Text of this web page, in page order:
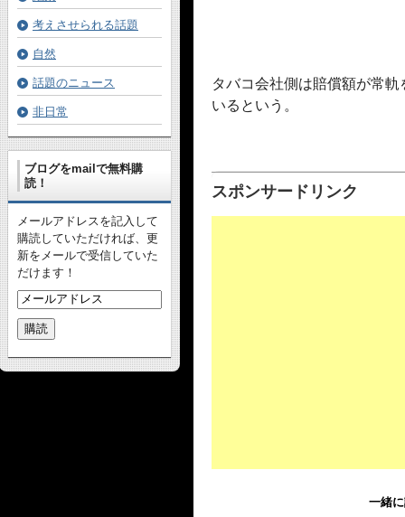
タバコ会社側は賠償額が常
いるという。
スポンサードリンク
一緒
考えさせられる話題
自然
話題のニュース
非日常
ブログをmailで無料購
読！
メールアドレスを記入して
購読していただければ、更
新をメールで受信していた
だけます！